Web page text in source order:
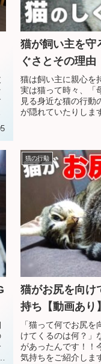
猫が飼い主を守
ぐさとその理由
猫は飼い主に親心を
実は猫って時々、「
見る身近な猫の行動
が隠れていたりしま
猫の行動
猫がお尻を向け
持ち【動画あり】
「猫って何でお尻
けてくるのは何？」
があったんです！！
気持ちをご紹介しま